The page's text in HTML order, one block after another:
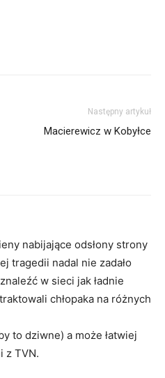
Następny artykuł
Macierewicz w Kobyłce
nabijające odsłony strony
tragedii nadal nie zadało
w sieci jak ładnie
chłopaka na różnych
to dziwne) a może łatwiej
z TVN.